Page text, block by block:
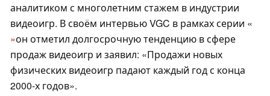
аналитиком с многолетним стажем в индустрии
видеоигр. В своём интервью VGC в рамках серии «
»он отметил долгосрочную тенденцию в сфере
продаж видеоигр и заявил: «Продажи новых
физических видеоигр падают каждый год с конца
2000-х годов».